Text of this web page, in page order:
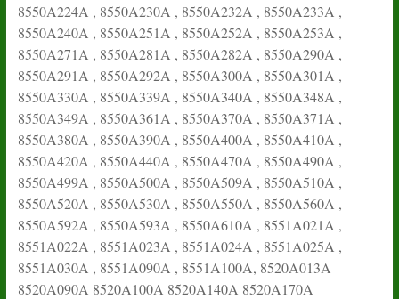
8550A224A , 8550A230A , 8550A232A , 8550A233A ,
8550A240A , 8550A251A , 8550A252A , 8550A253A ,
8550A271A , 8550A281A , 8550A282A , 8550A290A ,
8550A291A , 8550A292A , 8550A300A , 8550A301A ,
8550A330A , 8550A339A , 8550A340A , 8550A348A ,
8550A349A , 8550A361A , 8550A370A , 8550A371A ,
8550A380A , 8550A390A , 8550A400A , 8550A410A ,
8550A420A , 8550A440A , 8550A470A , 8550A490A ,
8550A499A , 8550A500A , 8550A509A , 8550A510A ,
8550A520A , 8550A530A , 8550A550A , 8550A560A ,
8550A592A , 8550A593A , 8550A610A , 8551A021A ,
8551A022A , 8551A023A , 8551A024A , 8551A025A ,
8551A030A , 8551A090A , 8551A100A, 8520A013A
8520A090A 8520A100A 8520A140A 8520A170A